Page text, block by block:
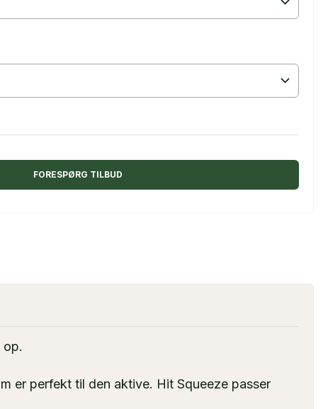
FORESPØRG TILBUD
op.
er perfekt til den aktive. Hit Squeeze passer